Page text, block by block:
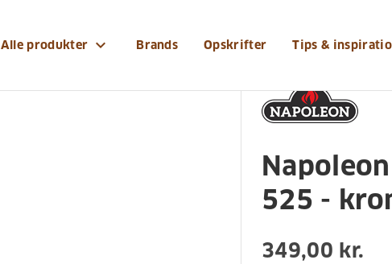
Alle produkter expand_more Brands Opskrifter Tips &
525 -
349,00 kr.